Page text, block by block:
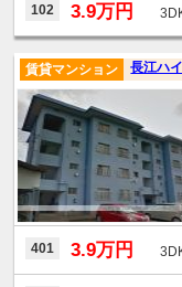
102 3.9万円
長江ハ
賃貸マンション
401 3.9万円